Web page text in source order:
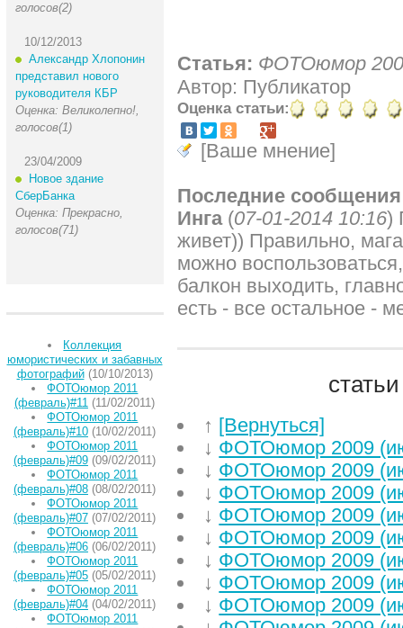
голосов(2)
10/12/2013
Александр Хлопонин
представил нового
руководителя КБР
Оценка: Великолепно!,
голосов(1)
23/04/2009
Новое здание
СберБанка
Оценка: Прекрасно,
голосов(71)
Коллекция
юмористических и забавных
фотографий(10/10/2013)
ФОТОюмор 2011
(февраль)#11 (11/02/2011)
ФОТОюмор 2011
(февраль)#10 (10/02/2011)
ФОТОюмор 2011
(февраль)#09 (09/02/2011)
ФОТОюмор 2011
(февраль)#08 (08/02/2011)
ФОТОюмор 2011
(февраль)#07 (07/02/2011)
ФОТОюмор 2011
(февраль)#06 (06/02/2011)
ФОТОюмор 2011
(февраль)#05 (05/02/2011)
ФОТОюмор 2011
(февраль)#04 (04/02/2011)
ФОТОюмор 2011
Статья: ФОТОюмор
Автор: Публикатор
Оценка статьи:
[Ваше мнение]
Последние сообщения
Инга(07-01-2014 10:16)
живет)) Правильно,
можно
балкон выходить,
есть - все остальное -
↑ [Вернуться]
↓ ФОТОюмор 2009
↓ ФОТОюмор 2009
↓ ФОТОюмор 2009
↓ ФОТОюмор 2009
↓ ФОТОюмор 2009
↓ ФОТОюмор 2009
↓ ФОТОюмор 2009
↓ ФОТОюмор 2009